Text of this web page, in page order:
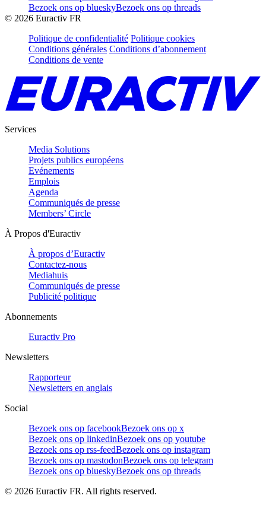
Bezoek ons op blueskyBezoek ons op threads
© 2026 Euractiv FR
Politique de confidentialité Politique cookies
Conditions générales Conditions d’abonnement
Conditions de vente
Services
Media Solutions
Projets publics européens
Evénements
Emplois
Agenda
Communiqués de presse
Members’ Circle
À Propos d'Euractiv
À propos d’Euractiv
Contactez-nous
Mediahuis
Communiqués de presse
Publicité politique
Abonnements
Euractiv Pro
Newsletters
Rapporteur
Newsletters en anglais
Social
Bezoek ons op facebookBezoek ons op x
Bezoek ons op linkedinBezoek ons op youtube
Bezoek ons op rss-feedBezoek ons op instagram
Bezoek ons op mastodonBezoek ons op telegram
Bezoek ons op blueskyBezoek ons op threads
© 2026 Euractiv FR. All rights reserved.